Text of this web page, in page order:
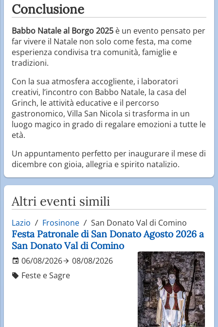
Conclusione
Babbo Natale al Borgo 2025 è un evento pensato per
far vivere il Natale non solo come festa, ma come
esperienza condivisa tra comunità, famiglie e
tradizioni.
Con la sua atmosfera accogliente, i laboratori
creativi, l’incontro con Babbo Natale, la casa del
Grinch, le attività educative e il percorso
gastronomico, Villa San Nicola si trasforma in un
luogo magico in grado di regalare emozioni a tutte le
età.
Un appuntamento perfetto per inaugurare il mese di
dicembre con gioia, allegria e spirito natalizio.
Altri eventi simili
Lazio Frosinone San Donato Val di Comino
Festa Patronale di San Donato Agosto 2026 a
San Donato Val di Comino
06/08/2026
08/08/2026
Feste e Sagre